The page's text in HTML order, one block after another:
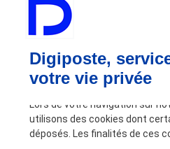
Digiposte,
votre vie privée
Lors de votre navigation sur
utilisons des cookies dont
déposés. Les finalités de ces